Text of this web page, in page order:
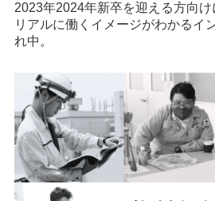
2023年2024年新卒を迎える方向け
リアルに働くイメージがわかるイ
れ中。